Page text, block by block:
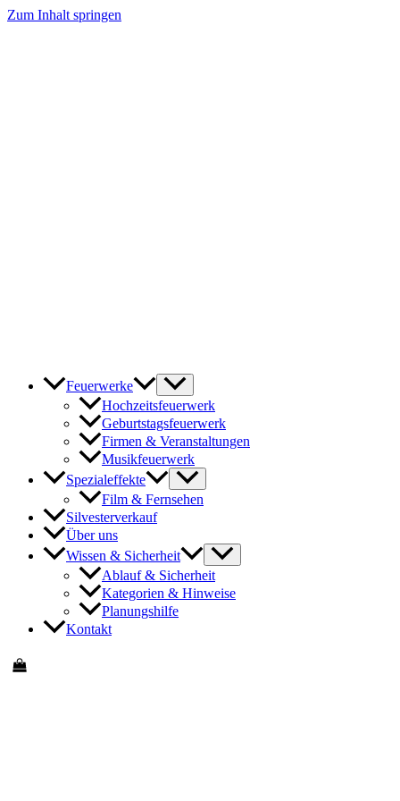
Zum Inhalt springen
Feuerwerke
Hochzeitsfeuerwerk
Geburtstagsfeuerwerk
Firmen & Veranstaltungen
Musikfeuerwerk
Spezialeffekte
Film & Fernsehen
Silvesterverkauf
Über uns
Wissen & Sicherheit
Ablauf & Sicherheit
Kategorien & Hinweise
Planungshilfe
Kontakt